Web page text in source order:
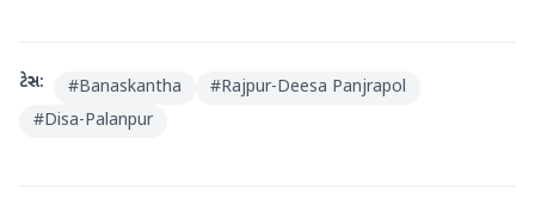
ટેગ્સ: #Banaskantha #Rajpur-Deesa Panjrapol
#Disa-Palanpur